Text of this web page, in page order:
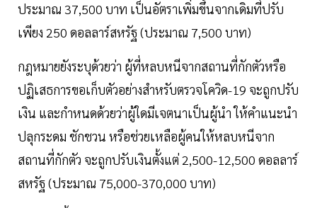
ประมาณ 37,500 บาท เป็นอัตราเพิ่มขึ้นจากเดิมที่ปรับ
เพียง 250 ดอลลาร์สหรัฐ (ประมาณ 7,500 บาท)
กฎหมายยังระบุด้วยว่า ผู้ที่หลบหนีจากสถานที่กักตัวหรือ
ปฏิเสธการขอเก็บตัวอย่างสำหรับตรวจโควิด-19 จะถูกปรับ
เงิน และกำหนดด้วยว่าผู้ใดมีเจตนาเป็นผู้นำ ให้คำแนะนำ
ปลุกระดม ชักชวน หรือช่วยเหลือผู้คนให้หลบหนีจาก
สถานที่กักตัว จะถูกปรับเงินตั้งแต่ 2,500-12,500 ดอลลาร์
สหรัฐ (ประมาณ 75,000-370,000 บาท)